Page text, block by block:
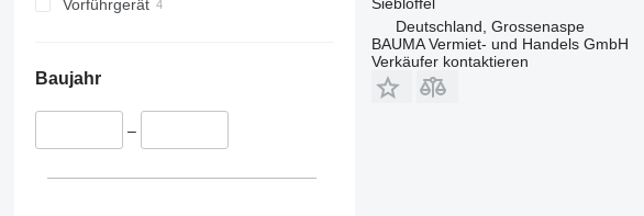
Vorführgerät
Baujahr
–
Deutschland, Grossenaspe
BAUMA Vermiet- und Handels GmbH
Verkäufer kontaktieren